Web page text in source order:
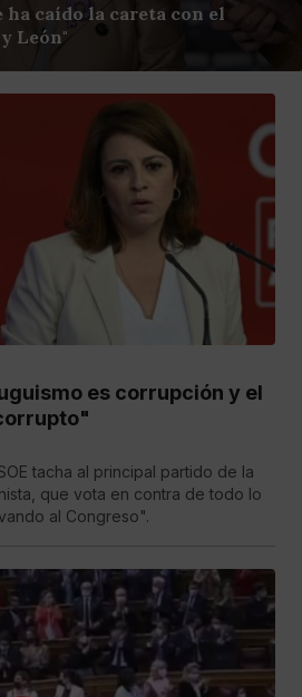
ha caído la careta con el
León"
es corrupción y el
tacha al principal partido de la
que vota en contra de todo lo
al Congreso".